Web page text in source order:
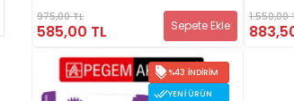
975,00 TL
585,00 TL Sepete Ekle
1.550,00
%43 İNDIRIM
YENI ÜRÜN